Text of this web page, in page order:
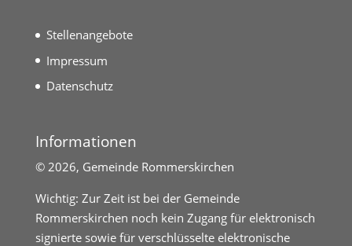
Stellenangebote
Impressum
Datenschutz
Informationen
© 2026, Gemeinde Rommerskirchen
Wichtig: Zur Zeit ist bei der Gemeinde
Rommerskirchen noch kein Zugang für elektronisch
signierte sowie für verschlüsselte elektronische